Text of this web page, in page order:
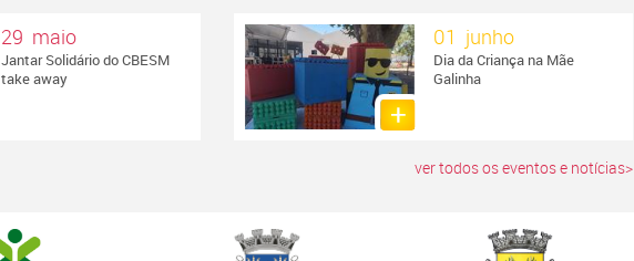
29 maio
Jantar Solidário do CBESM
take away
01 junho
Dia da Criança na Mãe
Galinha
ver todos os eventos e notícias>